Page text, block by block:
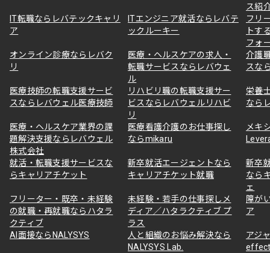
ス紹
IT転職ならレバテックキャリ
ア
ITエンジニア就活ならレバテ
ックルーキー
フリ
トす
フォ
オンライン診療ならレバク
リ
医療・ヘルスケアの求人・
転職サービスならレバウェ
ル
介護
スな
医療技師の転職支援サービ
スならレバウェル医療技師
リハビリ職の転職支援サー
ビスならレバウェルリハビ
リ
栄養
なら
医療・ヘルスケア業界の課
題解決支援ならレバウェル
株式会社
医療看護介護のお仕事探し
ならmikaru
メキ
就活・転職支援サービスな
らキャリアチケット
新卒就活エージェントなら
キャリアチケット就職
新卒
なら
ェ
フリーター・既卒・未経験
の就職・再就職ならハタラ
クティブ
未経験・若手の仕事探しメ
ディア／ハタラクティブ プ
ラス
障が
ア
AI面接ならNALYSYS
人と組織のお悩み解決なら
NALYSYS Lab.
アジ